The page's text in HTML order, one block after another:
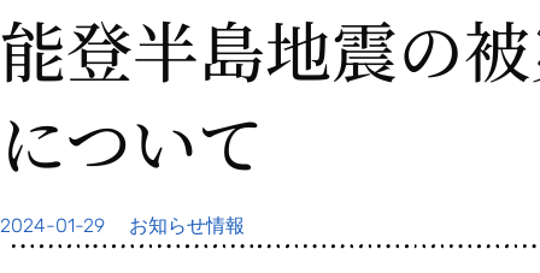
能登半島地震の
について
2024-01-29 お知らせ情報